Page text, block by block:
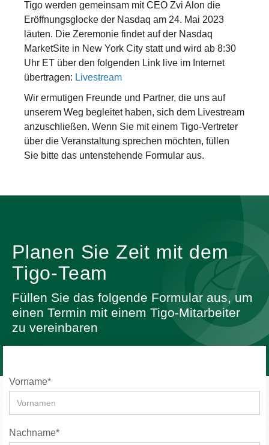
Tigo werden gemeinsam mit CEO Zvi Alon die
Eröffnungsglocke der Nasdaq am 24. Mai 2023
läuten. Die Zeremonie findet auf der Nasdaq
MarketSite in New York City statt und wird ab 8:30
Uhr ET über den folgenden Link live im Internet
übertragen: Livestream
Wir ermutigen Freunde und Partner, die uns auf
unserem Weg begleitet haben, sich dem Livestream
anzuschließen. Wenn Sie mit einem Tigo-Vertreter
über die Veranstaltung sprechen möchten, füllen
Sie bitte das untenstehende Formular aus.
Planen Sie Zeit mit dem
Tigo-Team
Füllen Sie das folgende Formular aus, um
einen Termin mit einem Tigo-Mitarbeiter
zu vereinbaren
Vorname*
Nachname*